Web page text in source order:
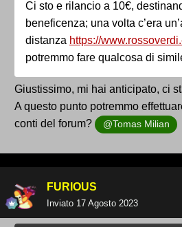
Ci sto e rilancio a 10€,
beneficenza; una volta c’era
distanza https://
potremmo fare qualcosa di
Giustissimo, mi hai anticipato, ci
A questo punto potremmo
conti del forum?
@Tomas Milian
FURIOUS
Inviato 17 Agosto 2023